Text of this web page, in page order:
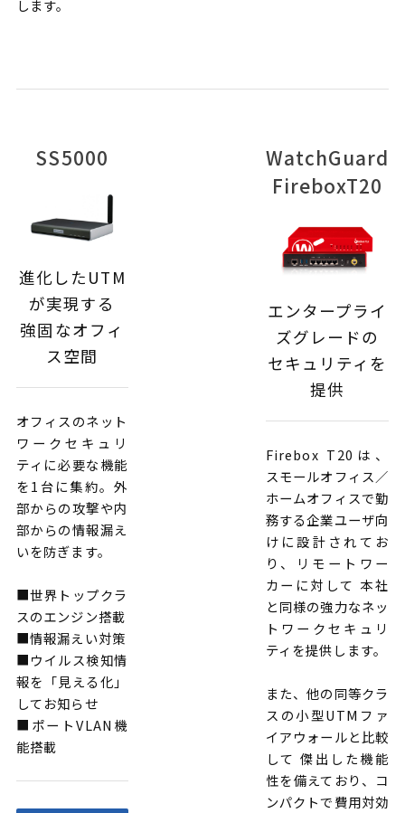
します。
SS5000
進化したUTM
が実現する
強固なオフィ
ス空間
オフィスのネット
ワークセキュリ
ティに必要な機能
を1台に集約。外
部からの攻撃や内
部からの情報漏え
いを防ぎます。
■世界トップクラ
スのエンジン搭載
■情報漏えい対策
■ウイルス検知情
報を「見える化」
してお知らせ
■ポートVLAN機
能搭載
WatchGuard
FireboxT20
エンタープライ
ズグレードの
セキュリティを
提供
Firebox T20は、
スモールオフィス／
ホームオフィスで勤
務する企業ユーザ向
けに設計されてお
り、リモートワー
カーに対して 本社
と同様の強力なネッ
トワークセキュリ
ティを提供します。
また、他の同等クラ
スの小型UTMファ
イアウォールと比較
して 傑出した機能
性を備えており、コ
ンパクトで費用対効